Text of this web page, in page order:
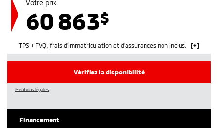
Votre prix
60 863$
TPS + TVQ, frais d'immatriculation et d'assurances non inclus.
Vérifiez la disponibilité
Mentions légales
Financement